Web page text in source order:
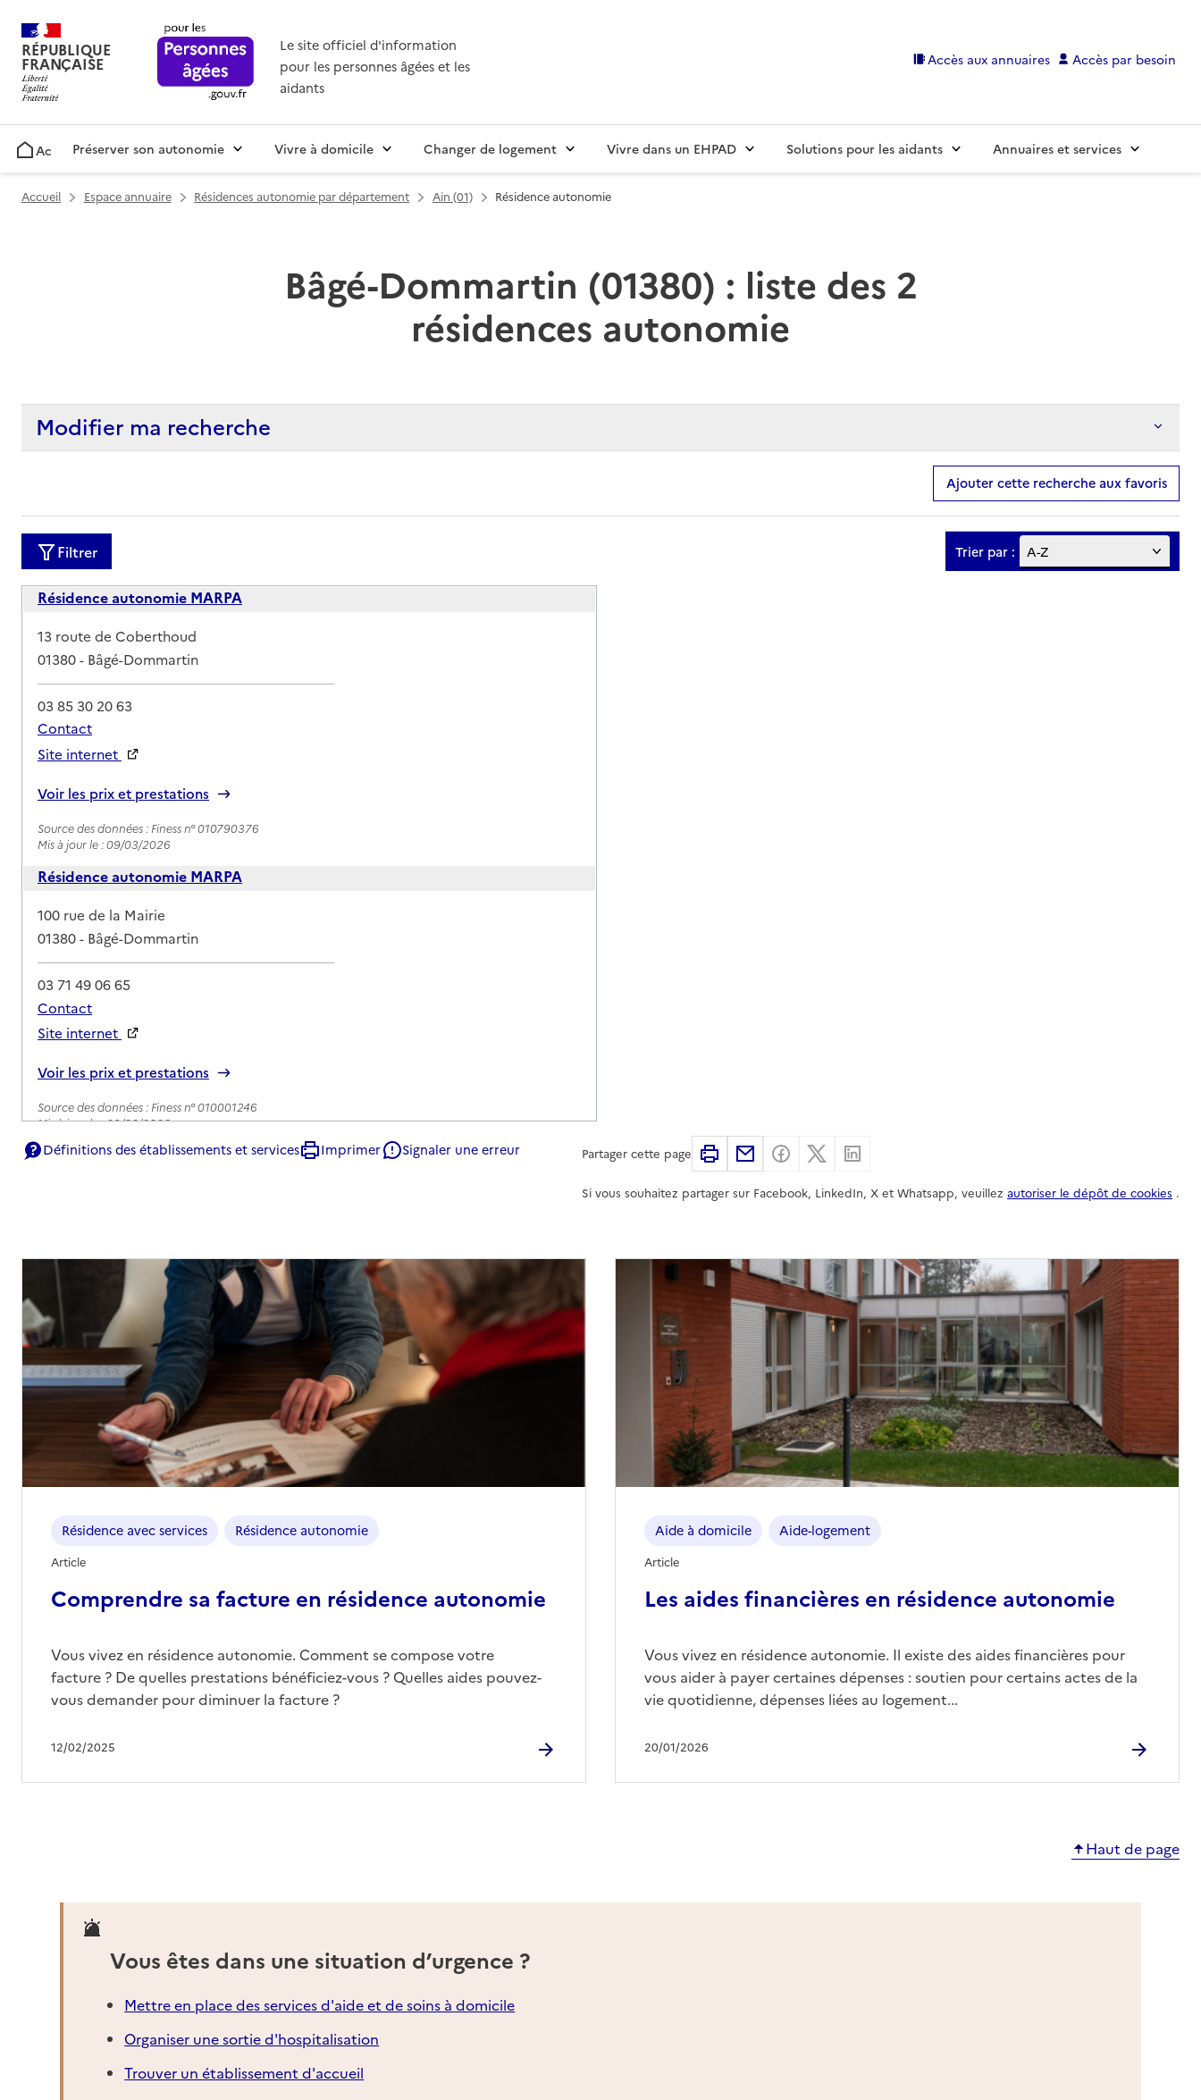
RÉPUBLIQUE
FRANÇAISE
Le site officiel d'information
pour les personnes âgées et les
aidants
Accès aux annuaires Accès par besoin
AccueilPréserver son autonomie Vivre à domicile Changer de logement Vivre dans un EHPAD Solutions pour les aidants Annuaires et services
Accueil Espace annuaire Résidences autonomie par département Ain (01) Résidence autonomie
Bâgé-Dommartin (01380) : liste des 2
résidences autonomie
Modifier ma recherche
Ajouter cette recherche aux favoris
Filtrer Trier par :
Résidence autonomie MARPA
Adresse
13 route de Coberthoud
01380- Bâgé-Dommartin
03 85 30 20 63
Contact
Site internet
Voir les prix et prestations
Source des données : Finess n° 010790376
Mis à jour le : 09/03/2026
Résidence autonomie MARPA
Adresse
100 rue de la Mairie
01380- Bâgé-Dommartin
03 71 49 06 65
Contact
Site internet
Voir les prix et prestations
Source des données : Finess n° 010001246
Mis à jour le : 09/03/2026
Définitions des établissements et services Imprimer Signaler une erreur Partager cette page ImprimerPartager par email
Partager sur Facebook
Partager sur X
Si vous souhaitez partager sur Facebook, LinkedIn, X et Whatsapp, veuillez autoriser le dépôt de cookies .
Comprendre sa facture en résidence autonomie
12/02/2025
Résidence avec services Résidence autonomie
Article
Vous vivez en résidence autonomie. Comment se compose votre
facture ? De quelles prestations bénéficiez-vous ? Quelles aides pouvez-
vous demander pour diminuer la facture ?
Les aides financières en résidence autonomie
20/01/2026
Aide à domicile Aide-logement
Article
Vous vivez en résidence autonomie. Il existe des aides financières pour
vous aider à payer certaines dépenses : soutien pour certains actes de la
vie quotidienne, dépenses liées au logement...
Haut de page
Vous êtes dans une situation d’urgence ?
Mettre en place des services d'aide et de soins à domicile
Organiser une sortie d'hospitalisation
Trouver un établissement d'accueil